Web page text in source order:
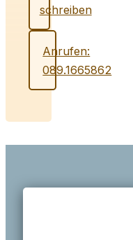
schreiben
Anrufen:
089.1665862